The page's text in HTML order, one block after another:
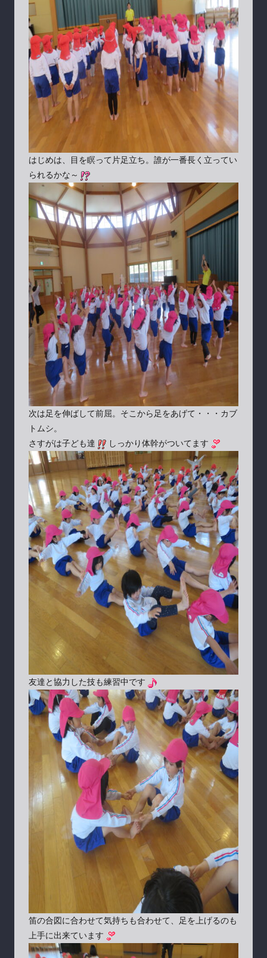
はじめは、目を瞑って片足立ち。誰が一番長く立ってい
られるかな～
次は足を伸ばして前屈。そこから足をあげて・・・カブ
トムシ。
さすがは子ども達
しっかり体幹がついてます
友達と協力した技も練習中です
笛の合図に合わせて気持ちも合わせて、足を上げるのも
上手に出来ています